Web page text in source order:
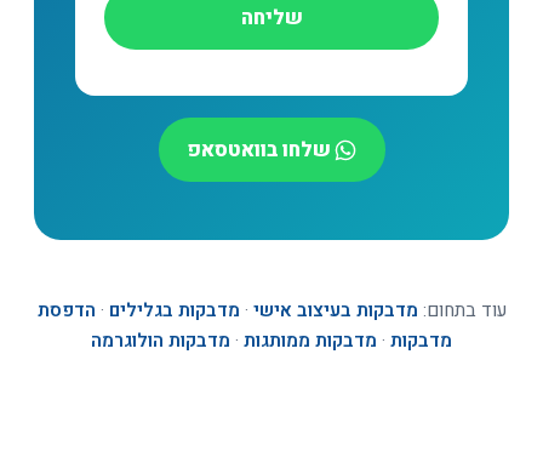
שליחה
שלחו בוואטסאפ
עוד בתחום: מדבקות בעיצוב אישי · מדבקות בגלילים · הדפסת
מדבקות · מדבקות ממותגות · מדבקות הולוגרמה